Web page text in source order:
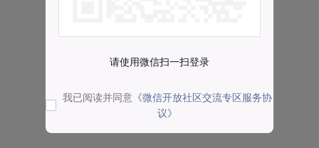
请使用微信扫一扫登录
我已阅读并同意 《微信开放社区交流专区服务协
议》